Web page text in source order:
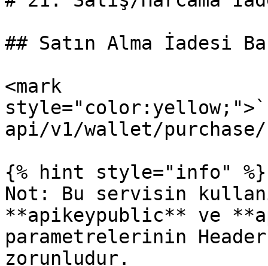
## Satın Alma İadesi
<mark
api/v1/wallet/purchase/
{% hint style="info" %}
Not: Bu servisin
**apikeypublic** ve
parametrelerinin
zorunludur.